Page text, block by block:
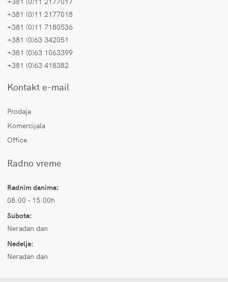
+381 (0)11 2177018
+381 (0)11 7180536
+381 (0)63 342051
+381 (0)63 1063399
+381 (0)63 418382
Kontakt e-mail
Prodaja
Komercijala
Office
Radno vreme
Radnim danima:
08:00 - 15:00h
Subota:
Neradan dan
Nedelja:
Neradan dan